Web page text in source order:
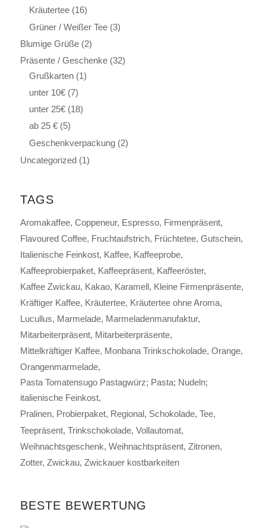
Kräutertee (16)
Grüner / Weißer Tee (3)
Blumige Grüße (2)
Präsente / Geschenke (32)
Grußkarten (1)
unter 10€ (7)
unter 25€ (18)
ab 25 € (5)
Geschenkverpackung (2)
Uncategorized (1)
TAGS
Aromakaffee Coppeneur Espresso Firmenpräsent
Flavoured Coffee Fruchtaufstrich Früchtetee Gutschein
Italienische Feinkost Kaffee Kaffeeprobe
Kaffeeprobierpaket Kaffeepräsent Kaffeeröster
Kaffee Zwickau Kakao Karamell Kleine Firmenpräsente
Kräftiger Kaffee Kräutertee Kräutertee ohne Aroma
Lucullus Marmelade Marmeladenmanufaktur
Mitarbeiterpräsent Mitarbeiterpräsente
Mittelkräftiger Kaffee Monbana Trinkschokolade Orange
Orangenmarmelade
Pasta Tomatensugo Pastagwürz; Pasta; Nudeln;
italienische Feinkost
Pralinen
Probierpaket Regional Schokolade Tee
Teepräsent Trinkschokolade Vollautomat
Weihnachtsgeschenk Weihnachtspräsent Zitronen
Zotter Zwickau Zwickauer kostbarkeiten
BESTE BEWERTUNG